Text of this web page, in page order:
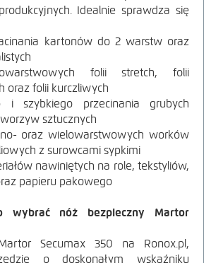
Idealnie sprawdza się
kartonów do 2 warstw oraz
folii stretch, folii
oraz folii kurczliwych
i szybkiego przecinania grubych
sztucznych
oraz wielowarstwowych worków
z surowcami sypkimi
nawiniętych na role, tekstyliów,
papieru pakowego
wybrać nóż bezpieczny Martor
Secumax 350 na Ronox.pl,
o doskonałym wskaźniku